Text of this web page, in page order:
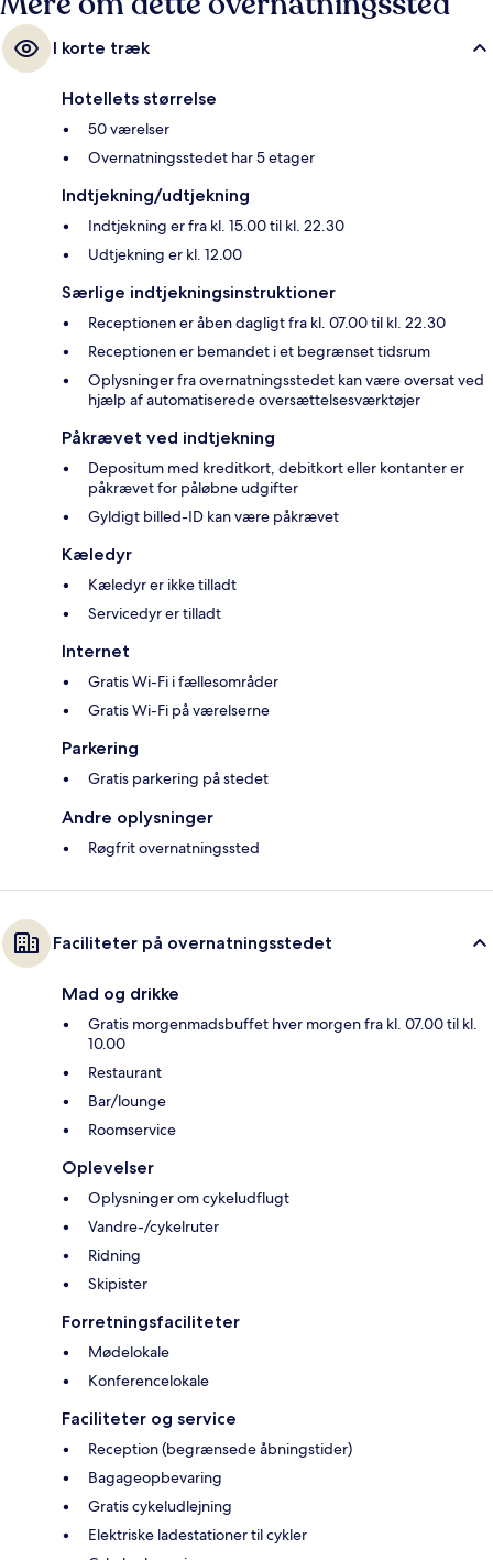
I korte træk
Hotellets størrelse
50 værelser
Overnatningsstedet har 5 etager
Indtjekning/udtjekning
Indtjekning er fra kl. 15.00 til kl. 22.30
Udtjekning er kl. 12.00
Særlige indtjekningsinstruktioner
Receptionen er åben dagligt fra kl. 07.00 til kl. 22.30
Receptionen er bemandet i et begrænset tidsrum
Oplysninger fra overnatningsstedet kan være oversat ved
hjælp af automatiserede oversættelsesværktøjer
Påkrævet ved indtjekning
Depositum med kreditkort, debitkort eller kontanter er
påkrævet for påløbne udgifter
Gyldigt billed-ID kan være påkrævet
Kæledyr
Kæledyr er ikke tilladt
Servicedyr er tilladt
Internet
Gratis Wi-Fi i fællesområder
Gratis Wi-Fi på værelserne
Parkering
Gratis parkering på stedet
Andre oplysninger
Røgfrit overnatningssted
Faciliteter på overnatningsstedet
Mad og drikke
Gratis morgenmadsbuffet hver morgen fra kl. 07.00 til kl.
10.00
Restaurant
Bar/lounge
Roomservice
Oplevelser
Oplysninger om cykeludflugt
Vandre-/cykelruter
Ridning
Skipister
Forretningsfaciliteter
Mødelokale
Konferencelokale
Faciliteter og service
Reception (begrænsede åbningstider)
Bagageopbevaring
Gratis cykeludlejning
Elektriske ladestationer til cykler